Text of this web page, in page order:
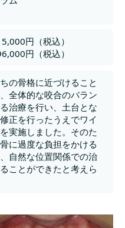
円（税込）
円（税込）
の骨格に近づけること
全体的な咬合のバラン
治療を行い、土台とな
正を行ったうえでワイ
実施しました。そのた
に過度な負担をかける
自然な位置関係での治
ことができたと考えら